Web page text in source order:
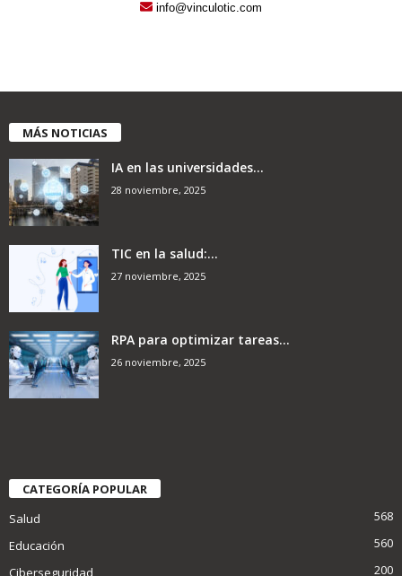
info@vinculotic.com
MÁS NOTICIAS
IA en las universidades...
28 noviembre, 2025
TIC en la salud:...
27 noviembre, 2025
RPA para optimizar tareas...
26 noviembre, 2025
CATEGORÍA POPULAR
Salud
568
Educación
560
Ciberseguridad
200